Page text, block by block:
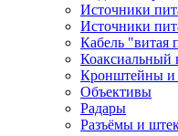
Источники
Источники
Кабель "витая
Коаксиальный
Кронштейны и
Объективы
Радары
Разъёмы и